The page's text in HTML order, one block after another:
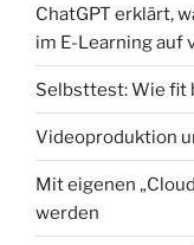
ChatGPT erklärt,
im E-Learning auf
Selbsttest: Wie fit
Videoproduktion
Mit eigenen
werden